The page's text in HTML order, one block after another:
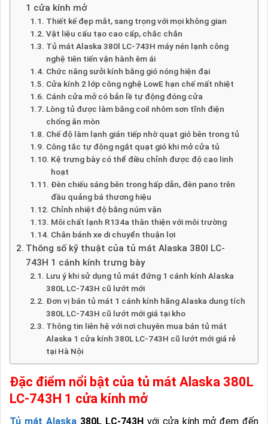
1 cửa kính mở
Thiết kế đẹp mắt, sang trọng với mọi không gian
Vật liệu cấu tạo cao cấp, chắc chắn
Tủ mát Alaska 380l LC-743H máy nén lạnh công
nghệ tiên tiến vận hành êm ái
Chức năng sưởi kính bằng gió nóng hiện đại
Cửa kính 2 lớp công nghệ LowE hạn chế mất nhiệt
Cánh cửa mở có bản lề tự động đóng cửa
Lòng tủ được làm bằng coil nhôm sơn tĩnh điện
chống ăn mòn
Chế độ làm lạnh gián tiếp nhờ quạt gió bên trong tủ
Công tắc tự động ngắt quạt gió khi mở cửa tủ
Kệ trưng bày có thể điều chỉnh được độ cao linh
hoạt
Đèn chiếu sáng bên trong hấp dẫn, đèn pano trên
đầu quảng bá thương hiệu
Chỉnh nhiệt độ bằng núm vặn
Môi chất lạnh R134a thân thiện với môi trường
Chân bánh xe di chuyển thuận lợi
Thông số kỹ thuật của tủ mát Alaska 380l LC-
743H 1 cánh kính trưng bày
Lưu ý khi sử dụng tủ mát đứng 1 cánh kính Alaska
380L LC-743H cũ lướt mới
Đơn vị bán tủ mát 1 cánh kính hãng Alaska dung tích
380L LC-743H cũ lướt mới giá tại kho
Thông tin liên hệ với nơi chuyên mua bán tủ mát
Alaska 1 cửa kính 380L LC-743H cũ lướt mới giá rẻ
tại Hà Nội
Đặc điểm nổi bật của tủ mát Alaska 380L
LC-743H 1 cửa kính mở
Tủ mát Alaska 380L LC-743H với cửa kính mở đem đến